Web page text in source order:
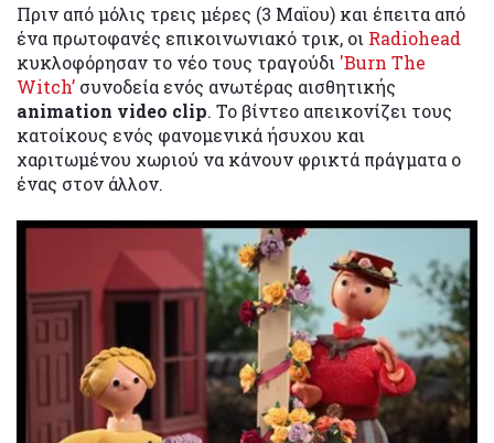
Πριν από μόλις τρεις μέρες (3 Μαϊου) και έπειτα από
ένα πρωτοφανές επικοινωνιακό τρικ, οι Radiohead
κυκλοφόρησαν το νέο τους τραγούδι 'Burn The
Witch’ συνοδεία ενός ανωτέρας αισθητικής
animation video clip. Το βίντεο απεικονίζει τους
κατοίκους ενός φανομενικά ήσυχου και
χαριτωμένου χωριού να κάνουν φρικτά πράγματα ο
ένας στον άλλον.